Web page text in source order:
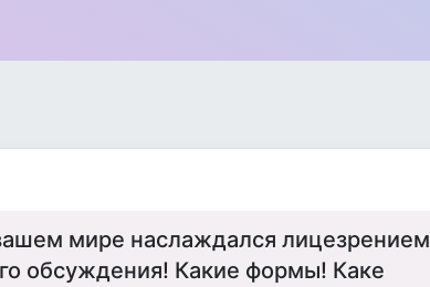
мире наслаждался лицезрением
обсуждения! Какие формы! Каке